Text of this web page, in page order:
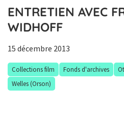
ENTRETIEN AVEC
WIDHOFF
15 décembre 2013
Collections film Fonds d'archives
Welles (Orson)